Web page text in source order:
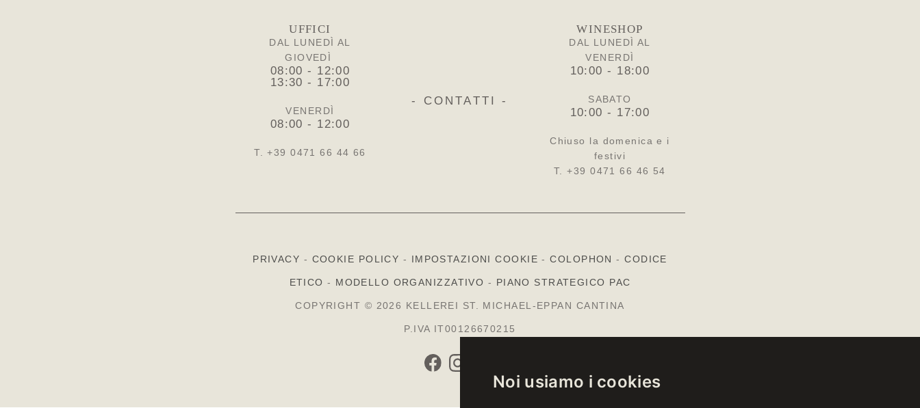
Noi usiamo i cookies
UFFICI
DAL LUNEDÌ AL
GIOVEDÌ
08:00 - 12:00
13:30 - 17:00
VENERDÌ
08:00 - 12:00
T. +39 0471 66 44 66
- CONTATTI -
WINESHOP
DAL LUNEDÌ AL
VENERDÌ
10:00 - 18:00
SABATO
10:00 - 17:00
Chiuso la domenica e i
festivi
T. +39 0471 66 46 54
PRIVACY - COOKIE POLICY - IMPOSTAZIONI COOKIE -COLOPHON -CODICE
ETICO - MODELLO ORGANIZZATIVO - PIANO STRATEGICO PAC
COPYRIGHT © 2026 KELLEREI ST. MICHAEL-EPPAN CANTINA
P.IVA IT00126670215